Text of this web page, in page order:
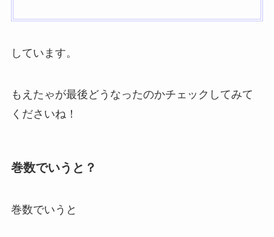
しています。
もえたゃが最後どうなったのかチェックしてみて
くださいね！
巻数でいうと？
巻数でいうと